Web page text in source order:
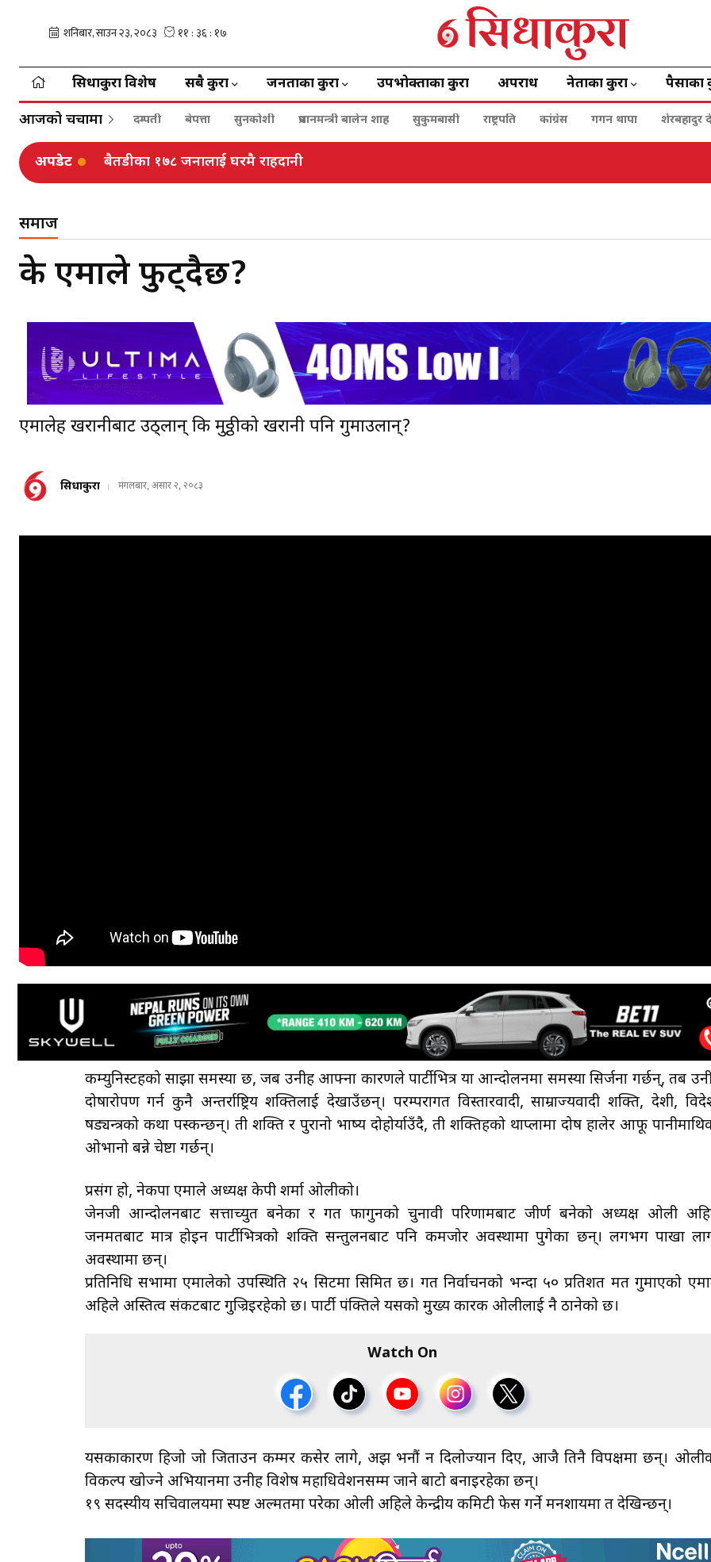
सिधाकुरा विशेष सबै कुरा जनताका कुरा उपभोक्ताका कुरा अपराध नेताका कुरा पैसाका
आजको चर्चामा दम्पती बेपत्ता सुनकोशी प्रधानमन्त्री बालेन शाह सुकुमबासी राष्ट्रपति कांग्रेस गगन थापा शेरबहादुर
अपडेट ढोरपाटनमा ३७ हजार पर्यटक, ४७ लाख आम्दानी
समाज
के एमाले फुट्दैछ?
एमालेहरू खरानीबाट उठ्लान् कि मुठ्ठीको खरानी पनि गुमाउलान्?
सिधाकुरा मंगलबार, असार २, २०८३
कम्युनिस्टहरूको साझा समस्या छ, जब उनीहरू आफ्ना कारणले पार्टीभित्र या आन्दोलनमा समस्या सिर्जना गर्छन्, तब
दोषारोपण गर्न कुनै अन्तर्राष्ट्रिय शक्तिलाई देखाउँछन्। परम्परागत विस्तारवादी, साम्राज्यवादी शक्ति, देशी,
षड्यन्त्रको कथा पस्कन्छन्। ती शक्ति र पुरानो भाष्य दोहोर्याउँदै, ती शक्तिहरूको थाप्लामा दोष हालेर आफू
ओभानो बन्ने चेष्टा गर्छन्।
प्रसंग हो, नेकपा एमाले अध्यक्ष केपी शर्मा ओलीको।
जेनजी आन्दोलनबाट सत्ताच्युत बनेका र गत फागुनको चुनावी परिणामबाट जीर्ण बनेको अध्यक्ष ओली
जनमतबाट मात्र होइन पार्टीभित्रको शक्ति सन्तुलनबाट पनि कमजोर अवस्थामा पुगेका छन्। लगभग पाखा
अवस्थामा छन्।
प्रतिनिधि सभामा एमालेको उपस्थिति २५ सिटमा सिमित छ। गत निर्वाचनको भन्दा ५० प्रतिशत मत गुमाएको
अहिले अस्तित्व संकटबाट गुज्रिइरहेको छ। पार्टी पंक्तिले यसको मुख्य कारक ओलीलाई नै ठानेको छ।
Watch On
यसकाकारण हिजो जो जिताउन कम्मर कसेर लागे, अझ भनौं न दिलोज्यान दिए, आजै तिनै विपक्षमा छन्।
विकल्प खोज्ने अभियानमा उनीहरू विशेष महाधिवेशनसम्म जाने बाटो बनाइरहेका छन्।
१९ सदस्यीय सचिवालयमा स्पष्ट अल्मतमा परेका ओली अहिले केन्द्रीय कमिटी फेस गर्ने मनशायमा त देखिन्छन्।